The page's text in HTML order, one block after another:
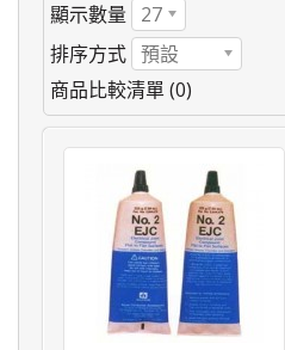
顯示數量
27
排序方式 預設
商品比較清單 (0)